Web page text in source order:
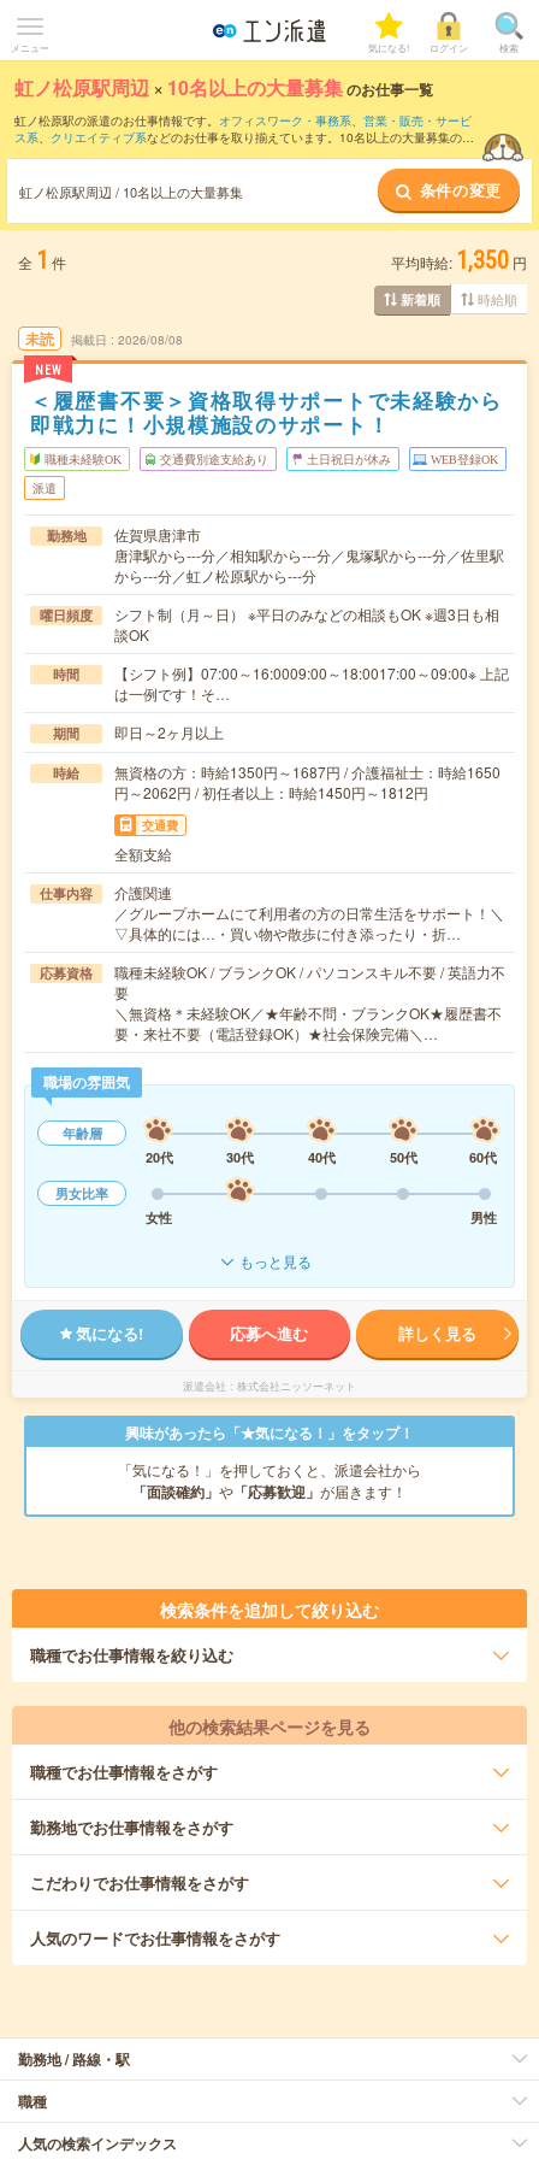
メニュー 気になる! ログイン 検索
虹ノ松原駅周辺 × 10名以上の大量募集のお仕事一覧
虹ノ松原駅の派遣のお仕事情報です。 オフィスワーク・事務系、 営業・販売・サービ
ス系、 クリエイティブ系などのお仕事を取り揃えています。10名以上の大量募集の条
虹ノ松原駅周辺 / 10名以上の大量募集 条件の変更
全 1 件 平均時給: 1,350 円
新着順 時給順
未読
NEW
掲載日 2026/08/08
＜履歴書不要＞資格取得サポートで未経験から
即戦力に！小規模施設のサポート！
職種未経験OK 交通費別途支給あり 土日祝日が休み WEB登録OK
派遣
勤務地
佐賀県唐津市
唐津駅から---分／相知駅から---分／鬼塚駅から---分／佐里駅
から---分／虹ノ松原駅から---分
曜日頻度
シフト制（月～日） ※平日のみなどの相談もOK ※週3日も相
談OK
時間
【シフト例】07:00～16:0009:00～18:0017:00～09:00※ 上記
は一例です！そ…
期間 即日～2ヶ月以上
時給
無資格の方：時給1350円～1687円 / 介護福祉士：時給1650
円～2062円 / 初任者以上：時給1450円～1812円
交通費
全額支給
仕事内容
介護関連
／グループホームにて利用者の方の日常生活をサポート！＼
▽具体的には…・買い物や散歩に付き添ったり・折…
応募資格
職種未経験OK / ブランクOK / パソコンスキル不要 / 英語力不
要
＼無資格＊未経験OK／★年齢不問・ブランクOK★履歴書不
要・来社不要（電話登録OK）★社会保険完備＼…
職場の雰囲気
年齢層
20代
30代 40代 50代
60代
男女比率
女性
男性
もっと見る
気になる! 応募へ進む 詳しく見る
派遣会社 株式会社ニッソーネット
興味があったら「★気になる！」をタップ！
「気になる！」を押しておくと、派遣会社から
「面談確約」 や 「応募歓迎」 が届きます！
検索条件を追加して絞り込む
職種でお仕事情報を絞り込む
他の検索結果ページを見る
職種でお仕事情報をさがす
勤務地でお仕事情報をさがす
こだわりでお仕事情報をさがす
人気のワードでお仕事情報をさがす
勤務地 / 路線・駅
職種
人気の検索インデックス